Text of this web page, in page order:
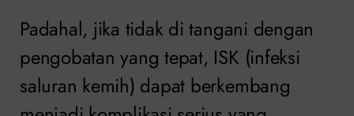
Padahal, jika tidak di tangani dengan
pengobatan yang tepat, ISK (infeksi
saluran kemih) dapat berkembang